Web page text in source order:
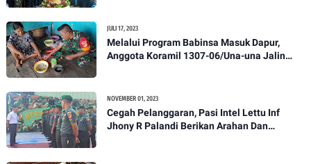
JULI 17, 2023
Melalui Program Babinsa Masuk Dapur,
Anggota Koramil 1307-06/Una-una Jalin
NOVEMBER 01, 2023
Cegah Pelanggaran, Pasi Intel Lettu Inf
Jhony R Palandi Berikan Arahan Dan